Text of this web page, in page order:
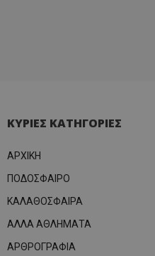
ΚΥΡΙΕΣ ΚΑΤΗΓΟΡΙΕΣ
ΑΡΧΙΚΗ
ΠΟΔΟΣΦΑΙΡΟ
ΚΑΛΑΘΟΣΦΑΙΡΑ
ΑΛΛΑ ΑΘΛΗΜΑΤΑ
ΑΡΘΡΟΓΡΑΦΙΑ